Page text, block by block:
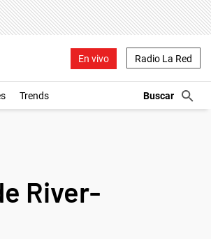
En vivo Radio La Red
Trends
River-